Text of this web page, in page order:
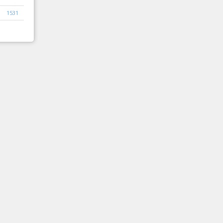
1531